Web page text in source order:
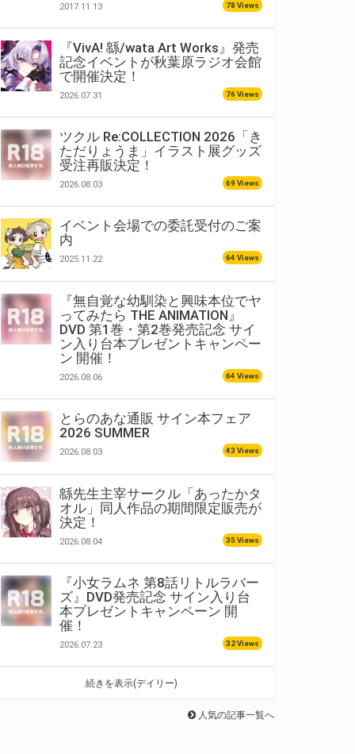
対象商品をご購入い
対象商品をご購入いただいた方の中から抽選でプレゼントいたし
対象商品をご購入いただいた方の中から抽選でプ
2017.11.13 78 Views
『VivA! 緜/wata Art Works』発売
記念イベントが秋葉原ラジオ会館
で開催決定！
2026.07.31 76 Views
ツクル Re:COLLECTION 2026「き
ただりょうま」イラスト展グッズ
受注再販決定！
2026.08.03 69 Views
イベント会場での委託受付のご案
内
2025.11.22 64 Views
『無自覚な幼馴染と興味本位でヤ
ってみたら THE ANIMATION』
DVD 第1巻・第2巻発売記念 サイ
ン入り台本プレゼントキャンペー
ン 開催！
2026.08.06 64 Views
とらのあな通販 サイン本フェア
2026 SUMMER
2026.08.03 43 Views
緜先生主宰サークル「あったかタ
オル」同人作品の期間限定販売が
決定！
2026.08.04 35 Views
『小女ラムネ 第8話リトルラバー
ズ』DVD発売記念 サイン入り台
本プレゼントキャンペーン 開
催！
2026.07.23 32 Views
続きを表示(デイリー)
人気の記事一覧へ